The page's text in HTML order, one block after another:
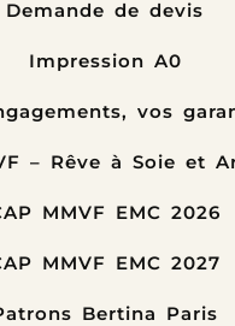
Demande de devis
Impression A0
vos
– Rêve à Soie et
MMVF EMC 2026
MMVF EMC 2027
Bertina Paris